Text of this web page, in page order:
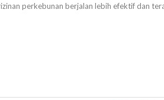
perkebunan berjalan lebih efektif dan